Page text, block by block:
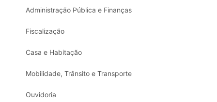
Administração Pública e Finanças
Fiscalização
Casa e Habitação
Mobilidade, Trânsito e Transporte
Ouvidoria